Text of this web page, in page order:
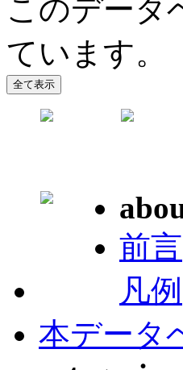
このデータ
ています。
前言
凡例
本データ